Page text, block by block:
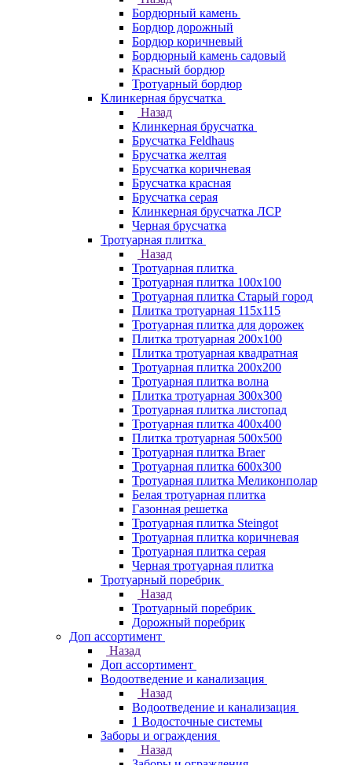
Бордюрный камень
Бордюр дорожный
Бордюр коричневый
Бордюрный камень садовый
Красный бордюр
Тротуарный бордюр
Клинкерная брусчатка
Назад
Клинкерная брусчатка
Брусчатка Feldhaus
Брусчатка желтая
Брусчатка коричневая
Брусчатка красная
Брусчатка серая
Клинкерная брусчатка ЛСР
Черная брусчатка
Тротуарная плитка
Назад
Тротуарная плитка
Тротуарная плитка 100x100
Тротуарная плитка Старый город
Плитка тротуарная 115x115
Тротуарная плитка для дорожек
Плитка тротуарная 200х100
Плитка тротуарная квадратная
Тротуарная плитка 200х200
Тротуарная плитка волна
Плитка тротуарная 300х300
Тротуарная плитка листопад
Тротуарная плитка 400х400
Плитка тротуарная 500x500
Тротуарная плитка Braer
Тротуарная плитка 600х300
Тротуарная плитка Меликонполар
Белая тротуарная плитка
Газонная решетка
Тротуарная плитка Steingot
Тротуарная плитка коричневая
Тротуарная плитка серая
Черная тротуарная плитка
Тротуарный поребрик
Назад
Тротуарный поребрик
Дорожный поребрик
Доп ассортимент
Назад
Доп ассортимент
Водоотведение и канализация
Назад
Водоотведение и канализация
1 Водосточные системы
Заборы и ограждения
Назад